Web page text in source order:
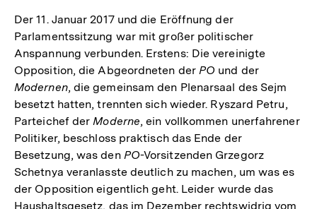
Der 11. Januar 2017 und die Eröffnung der
Parlamentssitzung war mit großer politischer
Anspannung verbunden. Erstens: Die vereinigte
Opposition, die Abgeordneten der PO und der
Modernen, die gemeinsam den Plenarsaal des Sejm
besetzt hatten, trennten sich wieder. Ryszard Petru,
Parteichef derModerne, ein vollkommen unerfahrener
Politiker, beschloss praktisch das Ende der
Besetzung, was den PO-Vorsitzenden Grzegorz
Schetnya veranlasste deutlich zu machen, um was es
der Opposition eigentlich geht. Leider wurde das
Haushaltsgesetz, das im Dezember rechtswidrig vom